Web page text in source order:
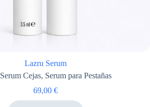
Lazru Serum
Serum Cejas, Serum para Pestañas
69,00 €